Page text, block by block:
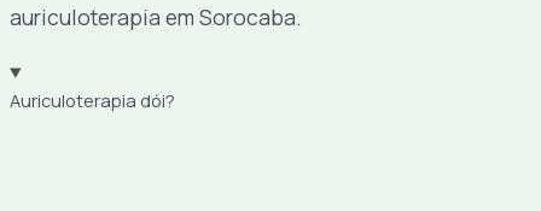
auriculoterapia em Sorocaba.
Auriculoterapia dói?